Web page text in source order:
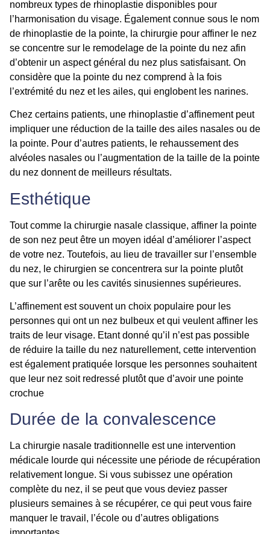
nombreux types de rhinoplastie disponibles pour
l’harmonisation du visage. Également connue sous le nom
de rhinoplastie de la pointe, la chirurgie pour affiner le nez
se concentre sur le remodelage de la pointe du nez afin
d’obtenir un aspect général du nez plus satisfaisant. On
considère que la pointe du nez comprend à la fois
l’extrémité du nez et les ailes, qui englobent les narines.
Chez certains patients, une rhinoplastie d’affinementpeut
impliquer une réduction de la taille des ailes nasales ou de
la pointe. Pour d’autres patients, le rehaussement des
alvéoles nasales ou l’augmentation de la taille de la pointe
du nez donnent de meilleurs résultats.
Esthétique
Tout comme la chirurgie nasale classique, affiner la pointe
de son nez peut être un moyen idéal d’améliorer l’aspect
de votre nez. Toutefois, au lieu de travailler sur l’ensemble
du nez, le chirurgien se concentrera sur la pointe plutôt
que sur l’arête ou les cavités sinusiennes supérieures.
L’affinement est souvent un choix populaire pour les
personnes qui ont un nez bulbeux et qui veulentaffiner les
traits de leur visage. Etant donné qu’il n’est pas possible
de réduire la taille du nez naturellement, cette intervention
est également pratiquée lorsque les personnes souhaitent
que leur nez soit redressé plutôt que d’avoir une pointe
crochue
Durée de la convalescence
La chirurgie nasale traditionnelle est une intervention
médicale lourde qui nécessite une période de récupération
relativement longue. Si vous subissez une opération
complète du nez, il se peut que vous deviez passer
plusieurs semaines à se récupérer, ce qui peut vous faire
manquer le travail, l’école ou d’autres obligations